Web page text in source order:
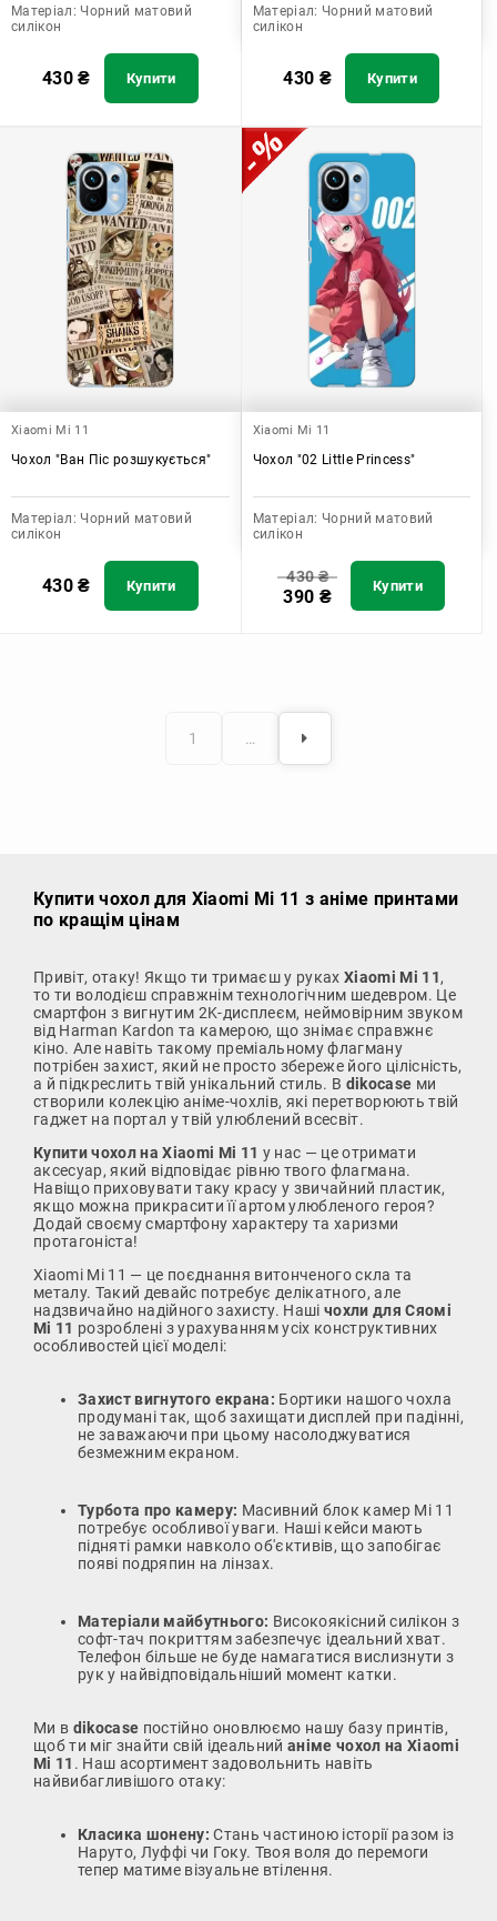
Матеріал: Чорний матовий
силікон
430₴ Купити
Матеріал: Чорний матовий
силікон
430 ₴ Купити
Xiaomi Mi 11
Чохол "Ван Піс розшукується"
Матеріал: Чорний матовий
силікон
430₴ Купити
Xiaomi Mi 11
Чохол "02 Little Princess"
Матеріал: Чорний матовий
силікон
430₴
390 ₴ Купити
1 …
Купити чохол для Xiaomi Mi 11 з аніме принтами
по кращім цінам
Привіт, отаку! Якщо ти тримаєш у руках Xiaomi Mi 11,
то ти володієш справжнім технологічним шедевром. Це
смартфон з вигнутим 2K-дисплеєм, неймовірним звуком
від Harman Kardon та камерою, що знімає справжнє
кіно. Але навіть такому преміальному флагману
потрібен захист, який не просто збереже його цілісність,
а й підкреслить твій унікальний стиль. В dikocase ми
створили колекцію аніме-чохлів, які перетворюють твій
гаджет на портал у твій улюблений всесвіт.
Купити чохол на Xiaomi Mi 11 у нас — це отримати
аксесуар, який відповідає рівню твого флагмана.
Навіщо приховувати таку красу у звичайний пластик,
якщо можна прикрасити її артом улюбленого героя?
Додай своєму смартфону характеру та харизми
протагоніста!
Xiaomi Mi 11 — це поєднання витонченого скла та
металу. Такий девайс потребує делікатного, але
надзвичайно надійного захисту. Наші чохли для Сяомі
Мі 11 розроблені з урахуванням усіх конструктивних
особливостей цієї моделі:
Захист вигнутого екрана: Бортики нашого чохла
продумані так, щоб захищати дисплей при падінні,
не заважаючи при цьому насолоджуватися
безмежним екраном.
Турбота про камеру: Масивний блок камер Mi 11
потребує особливої уваги. Наші кейси мають
підняті рамки навколо об'єктивів, що запобігає
появі подряпин на лінзах.
Матеріали майбутнього: Високоякісний силікон з
софт-тач покриттям забезпечує ідеальний хват.
Телефон більше не буде намагатися вислизнути з
рук у найвідповідальніший момент катки.
Ми в dikocase постійно оновлюємо нашу базу принтів,
щоб ти міг знайти свій ідеальний аніме чохол на Xiaomi
Mi 11 . Наш асортимент задовольнить навіть
найвибагливішого отаку:
Класика шонену: Стань частиною історії разом із
Наруто, Луффі чи Гоку. Твоя воля до перемоги
тепер матиме візуальне втілення.